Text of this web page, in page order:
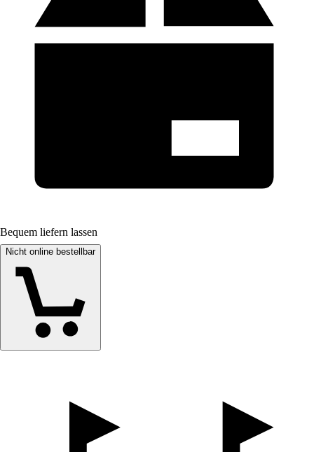
Bequem liefern lassen
Nicht online bestellbar